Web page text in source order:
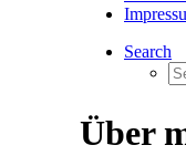
Search
Über